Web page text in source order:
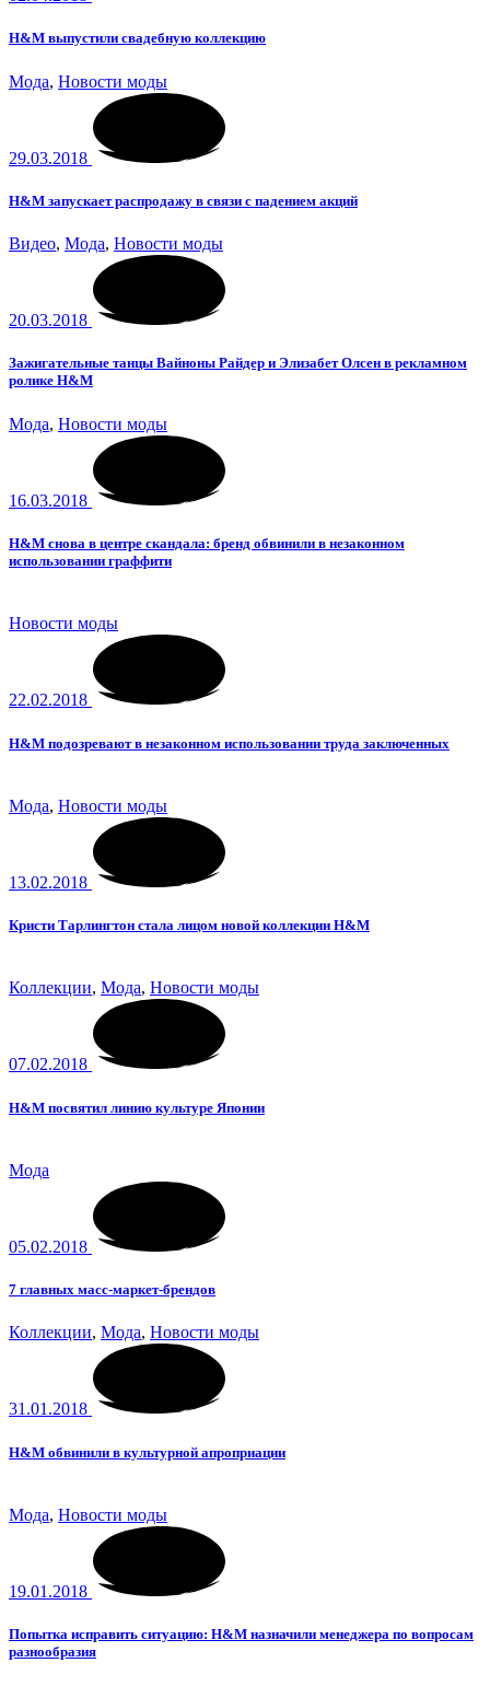
H&M выпустили свадебную коллекцию
Мода, Новости моды
29.03.2018
H&M запускает распродажу в связи с падением акций
Видео, Мода, Новости моды
20.03.2018
Зажигательные танцы Вайноны Райдер и Элизабет Олсен в рекламном
ролике H&M
Мода, Новости моды
16.03.2018
H&M снова в центре скандала: бренд обвинили в незаконном
использовании граффити
Новости моды
22.02.2018
H&M подозревают в незаконном использовании труда заключенных
Мода, Новости моды
13.02.2018
Кристи Тарлингтон стала лицом новой коллекции H&M
Коллекции, Мода, Новости моды
07.02.2018
H&M посвятил линию культуре Японии
Мода
05.02.2018
7 главных масс-маркет-брендов
Коллекции, Мода, Новости моды
31.01.2018
H&M обвинили в культурной апроприации
Мода, Новости моды
19.01.2018
Попытка исправить ситуацию: H&M назначили менеджера по вопросам
разнообразия